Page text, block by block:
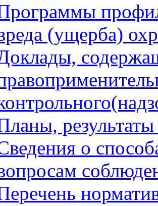
(ущерба)
о